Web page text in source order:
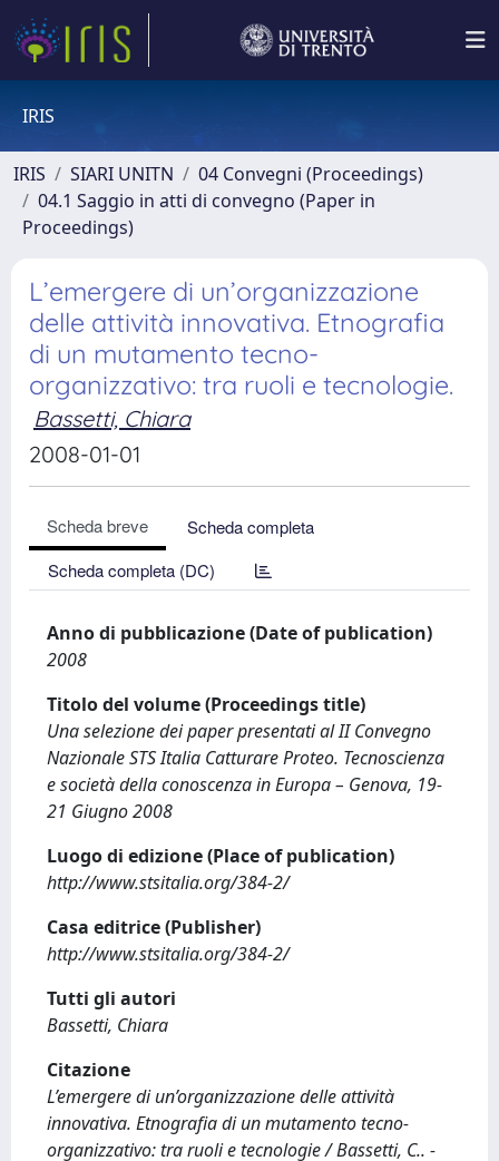
IRIS
IRIS SIARI UNITN
04 Convegni (Proceedings)
04.1 Saggio in atti di convegno (Paper in
Proceedings)
L’emergere di un’organizzazione
delle attività innovativa. Etnografia
di un mutamento tecno-
organizzativo: tra ruoli e tecnologie.
Bassetti, Chiara
2008-01-01
Scheda breve
Scheda completa
Scheda completa (DC)
Anno di pubblicazione (Date of publication)
2008
Titolo del volume (Proceedings title)
Una selezione dei paper presentati al II Convegno
Nazionale STS Italia Catturare Proteo. Tecnoscienza
e società della conoscenza in Europa – Genova, 19-
21 Giugno 2008
Luogo di edizione (Place of publication)
http://www.stsitalia.org/384-2/
Casa editrice (Publisher)
http://www.stsitalia.org/384-2/
Tutti gli autori
Bassetti, Chiara
Citazione
L’emergere di un’organizzazione delle attività
innovativa. Etnografia di un mutamento tecno-
organizzativo: tra ruoli e tecnologie / Bassetti, C.. -